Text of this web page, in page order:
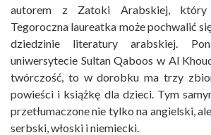
autorem z Zatoki Arabskiej, który
Tegoroczna laureatka może pochwalić
dziedzinie literatury arabskiej.
uniwersytecie Sultan Qaboos w Al
twórczość, to w dorobku ma trzy
powieści i książkę dla dzieci. Tym
przetłumaczone nie tylko na angielski,
serbski, włoski i niemiecki.